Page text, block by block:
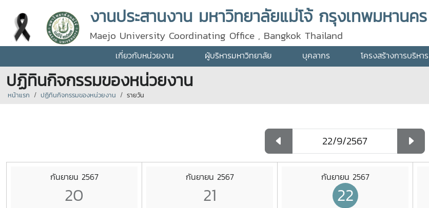
งานประสานงาน มหาวิทยาลัยแม่โจ้ กรุงเทพมหานคร
Maejo University Coordinating Office , Bangkok Thailand
เกี่ยวกับหน่วยงาน ผู้บริหารมหาวิทยาลัย บุคลากร โครงสร้างการบริหาร
ปฏิทินกิจกรรมของหน่วยงาน
หน้าแรก ปฏิทินกิจกรรมของหน่วยงาน รายวัน
กันยายน 2567
20
กันยายน 2567
21
กันยายน 2567
22